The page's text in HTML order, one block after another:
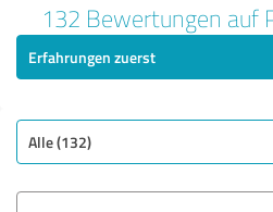
5,00 von 5
Qualität
Nutzen
132 Bewertungen auf
Erfahrungen zuerst
Alle (132)